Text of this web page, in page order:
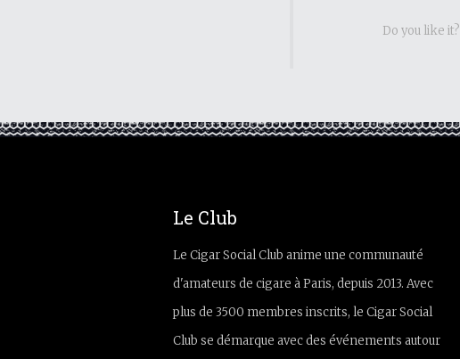
Do you like it?
Le Club
Le Cigar Social Club anime une communauté
d'amateurs de cigare à Paris, depuis 2013. Avec
plus de 3500 membres inscrits, le Cigar Social
Club se démarque avec des événements autour